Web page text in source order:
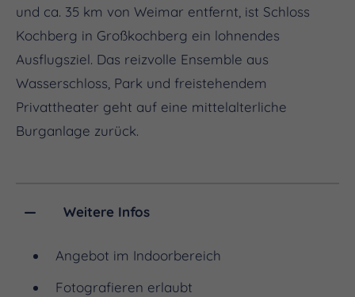
und ca. 35 km von Weimar entfernt, ist Schloss
Kochberg in Großkochberg ein lohnendes
Ausflugsziel. Das reizvolle Ensemble aus
Wasserschloss, Park und freistehendem
Privattheater geht auf eine mittelalterliche
Burganlage zurück.
Weitere Infos
Angebot im Indoorbereich
Fotografieren erlaubt